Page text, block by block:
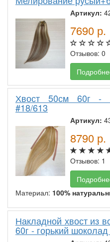
Артикул:
7690 р.
Отзывов: 0
Хвост 50см 60г -
#18/613
Артикул:
8790 р.
Отзывов: 1
Материал: 100%
Накладной хвост из
60г - горький